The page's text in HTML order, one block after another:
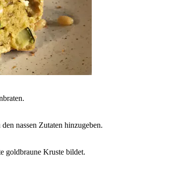
nassen Zutaten hinzugeben.
goldbraune Kruste bildet.